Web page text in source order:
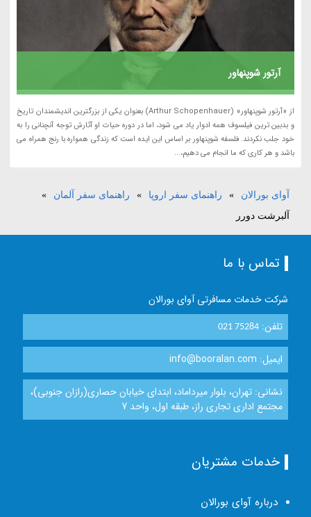
آرتور شوپنهاور
از «آرتور شوپنهاور» (Arthur Schopenhauer) بعنوان یکی از بزرگترین اندیشمندان تاریخ
و بدبین ترین فیلسوف همه ادوار یاد می شود، اما در دوره حیات او آثارش توجه آنچنانی را به
خود جلب نکردند. فلسفه شوپنهاور بر اساس این ایده است که زندگی همواره با رنج همراه می
باشد و هر کاری که ما انجام می دهیم،...
آوای بورالان » راهنمای سفر اروپا » راهنمای سفر آلمان
»
آلبرشت دورر
تماس با ما
شرکت خدمات مسافرتی آوای بورالان
تلفن:021 75284
ایمیل: info@booralan.com
نشانی: تهران، بلوار میرداماد، ابتدای خیابان حصاری(رازان جنوبی)،
مجتمع اداری تجاری راز، طبقه اول، واحد 7
خدمات مشتریان
درباره آوای بورالان